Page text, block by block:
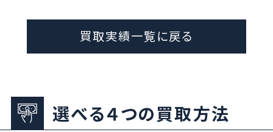
買取実績一覧に戻る
選べる４つの買取方法